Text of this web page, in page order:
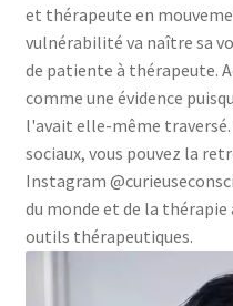
et thérapeute en
vulnérabilité va naître sa
de patiente à thérapeute.
comme une évidence
l'avait elle-même traversé.
sociaux, vous pouvez la
Instagram
du monde et de la
outils thérapeutiques.